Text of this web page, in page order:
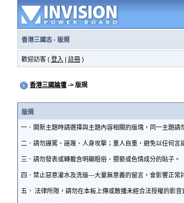
香港三國志· 版規
歡迎訪客 ( 登入 註冊)
香港三國論壇-> 版規
版規
一．開新主題時請選擇與主題內容相關的版塊，同一主題請
二．請勿謾罵、誣蔑、人身攻擊；重人自重，避免以任何言
三．請勿發表或轉載含明顯粗俗、猥褻或色情成分的貼子。
四．禁止惡意灌水及洗版---大量無意義的留言，會影響正常
五． 法律所限，請勿在本板上傳或散播未經合法授權的影